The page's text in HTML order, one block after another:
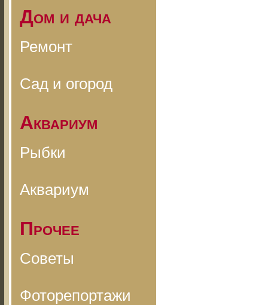
Дом и дача
Ремонт
Сад и огород
Аквариум
Рыбки
Аквариум
Прочее
Советы
Фоторепортажи